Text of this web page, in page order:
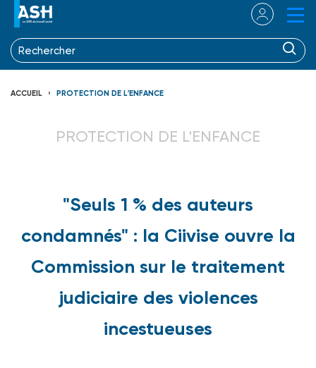
ACCUEIL PROTECTION DE L'ENFANCE
PROTECTION DE L'ENFANCE
"Seuls 1 % des auteurs
condamnés" : la Ciivise ouvre la
Commission sur le traitement
judiciaire des violences
incestueuses